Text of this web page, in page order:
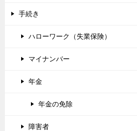
手続き
ハローワーク（失業保険）
マイナンバー
年金
年金の免除
障害者